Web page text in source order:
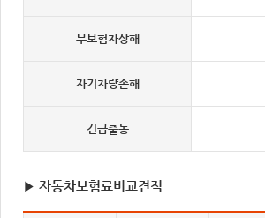
무보험차상해
자기차량손해
긴급출동
▶ 자동차보험료비교견적